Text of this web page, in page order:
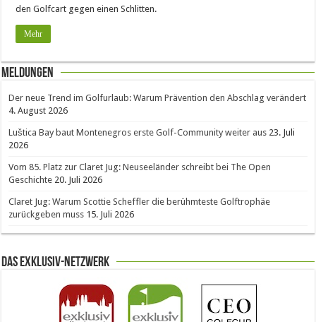
den Golfcart gegen einen Schlitten.
Mehr
Meldungen
Der neue Trend im Golfurlaub: Warum Prävention den Abschlag verändert
4. August 2026
Luštica Bay baut Montenegros erste Golf-Community weiter aus 23. Juli
2026
Vom 85. Platz zur Claret Jug: Neuseeländer schreibt bei The Open
Geschichte 20. Juli 2026
Claret Jug: Warum Scottie Scheffler die berühmteste Golftrophäe
zurückgeben muss 15. Juli 2026
Das Exklusiv-Netzwerk